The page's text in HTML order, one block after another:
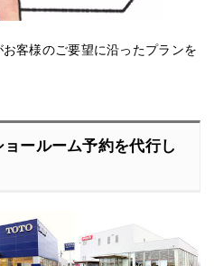
客様のご要望に沿ったプランを
ールーム予約を代行し